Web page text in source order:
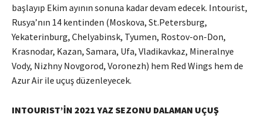
başlayıp Ekim ayının sonuna kadar devam edecek. Intourist,
Rusya’nın 14 kentinden (Moskova, St.Petersburg,
Yekaterinburg, Chelyabinsk, Tyumen, Rostov-on-Don,
Krasnodar, Kazan, Samara, Ufa, Vladikavkaz, Mineralnye
Vody, Nizhny Novgorod, Voronezh) hem Red Wings hem de
Azur Air ile uçuş düzenleyecek.
INTOURIST’İN 2021 YAZ SEZONU DALAMAN UÇUŞ